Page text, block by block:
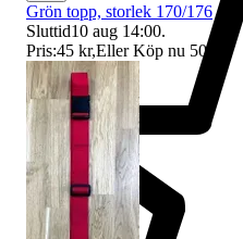
Grön topp, storlek 170/176
Sluttid10 aug 14:00.
Pris:45 kr,Eller Köp nu 50 kr .